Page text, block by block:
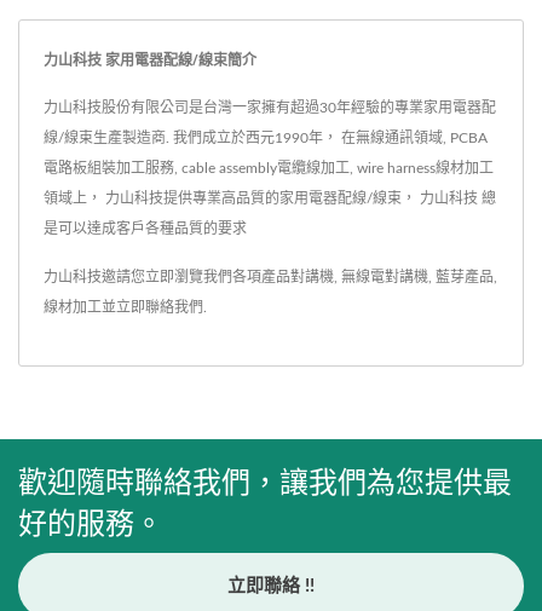
力山科技 家用電器配線/線束簡介
力山科技股份有限公司是台灣一家擁有超過30年經驗的專業家用電器配
線/線束生產製造商. 我們成立於西元1990年， 在無線通訊領域, PCBA
電路板組裝加工服務, cable assembly電纜線加工, wire harness線材加工
領域上， 力山科技提供專業高品質的家用電器配線/線束， 力山科技 總
是可以達成客戶各種品質的要求
力山科技邀請您立即瀏覽我們各項產品對講機 無線電對講機 藍芽產品
線材加工 並立即聯絡我們
歡迎隨時聯絡我們，讓我們為您提供最
好的服務。
立即聯絡 !!